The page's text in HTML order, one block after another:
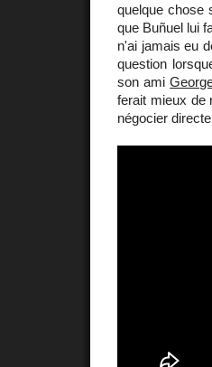
quelque chose
que Buñuel lui
n'ai jamais eu
question
son ami
ferait mieux de
négocier